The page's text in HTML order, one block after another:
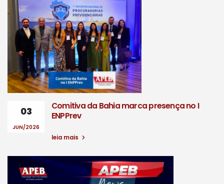
03
JUN/2026
Comitiva da Bahia marca presença no I
ENPPrev
leia mais